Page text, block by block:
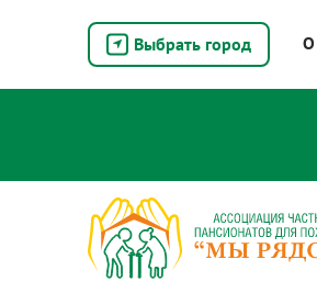
Выбрать город О